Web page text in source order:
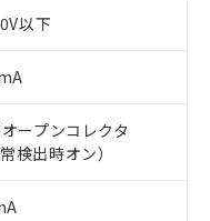
以下
ープンコレクタ
常検出時オン）